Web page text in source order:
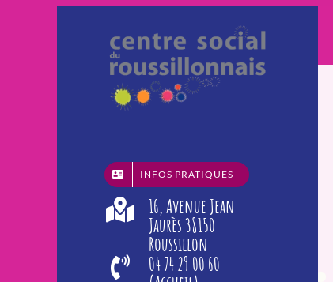
INFOS PRATIQUES
16, Avenue Jean
Jaurès 38150
Roussillon
04 74 29 00 60